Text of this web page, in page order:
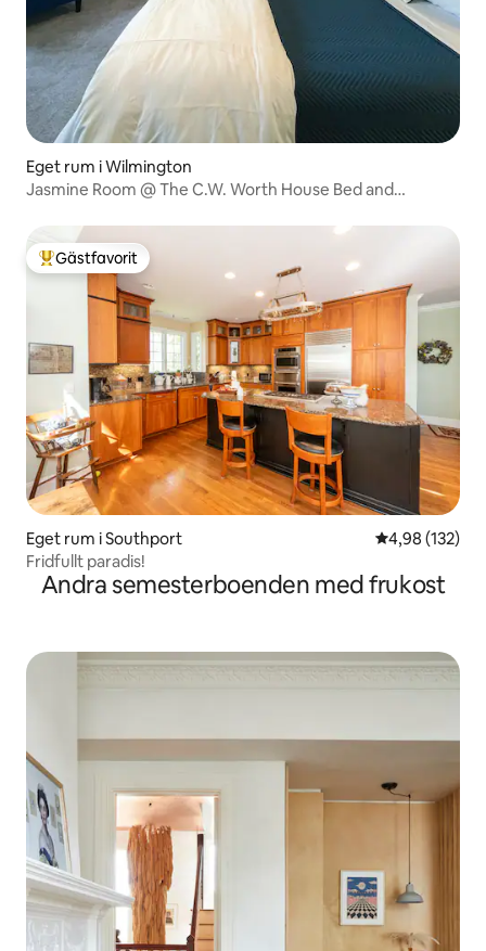
Eget rum i Wilmington
Jasmine Room @ The C.W. Worth House Bed and
Populär gästfavorit
Gästfavorit
Eget rum i Southport 4,98 av 5 i
4,98 (132)
Fridfullt paradis!
Andra semesterboenden med frukost